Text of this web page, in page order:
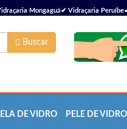
Mongaguá✔ Vidraçaria
Buscar
DE VIDRO PELE DE VIDRO